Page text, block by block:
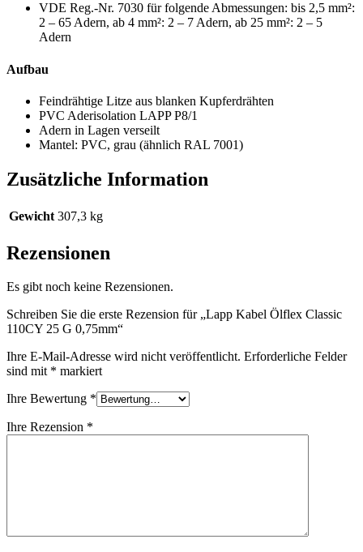
VDE Reg.-Nr. 7030 für folgende Abmessungen: bis 2,5 mm²:
2 – 65 Adern, ab 4 mm²: 2 – 7 Adern, ab 25 mm²: 2 – 5
Adern
Aufbau
Feindrähtige Litze aus blanken Kupferdrähten
PVC Aderisolation LAPP P8/1
Adern in Lagen verseilt
Mantel: PVC, grau (ähnlich RAL 7001)
Zusätzliche Information
Gewicht 307,3 kg
Rezensionen
Es gibt noch keine Rezensionen.
Schreiben Sie die erste Rezension für „Lapp Kabel Ölflex Classic
110CY 25 G 0,75mm“
Ihre E-Mail-Adresse wird nicht veröffentlicht. Erforderliche Felder
sind mit * markiert
Ihre Bewertung *
Ihre Rezension *